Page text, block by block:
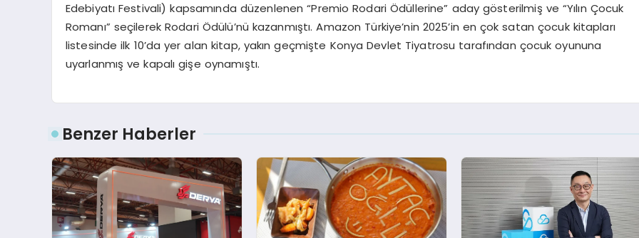
Edebiyatı Festivali) kapsamında düzenlenen “Premio Rodari Ödüllerine” aday gösterilmiş ve “Yılın Çocuk
Romanı” seçilerek Rodari Ödülü’nü kazanmıştı. Amazon Türkiye’nin 2025’in en çok satan çocuk kitapları
listesinde ilk 10’da yer alan kitap, yakın geçmişte Konya Devlet Tiyatrosu tarafından çocuk oyununa
uyarlanmış ve kapalı gişe oynamıştı.
Benzer Haberler